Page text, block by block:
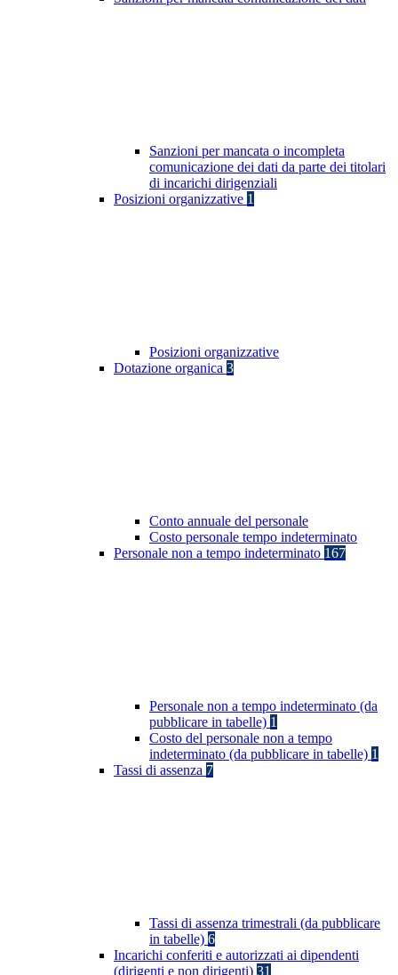
Sanzioni per mancata o incompleta
comunicazione dei dati da parte dei titolari
di incarichi dirigenziali
Posizioni organizzative 1
Posizioni organizzative
Dotazione organica 3
Conto annuale del personale
Costo personale tempo indeterminato
Personale non a tempo indeterminato 167
Personale non a tempo indeterminato (da
pubblicare in tabelle) 1
Costo del personale non a tempo
indeterminato (da pubblicare in tabelle) 1
Tassi di assenza 7
Tassi di assenza trimestrali (da pubblicare
in tabelle) 6
Incarichi conferiti e autorizzati ai dipendenti
(dirigenti e non dirigenti) 31